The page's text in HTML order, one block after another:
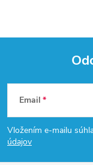
Z
á
p
Email
Vložením e-mailu
údajov